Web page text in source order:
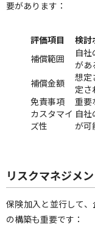
要があります：
評価項目
検討
補償範囲
自
があ
補償金額
想定
定さ
免責事項
重要
カスタマイ
ズ性
自
が可
リスクマネジメ
保険加入と並行して
の構築も重要です：